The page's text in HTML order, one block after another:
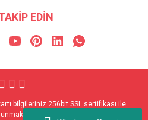
EDİN
bilgileriniz 256bit SSL sertifikası ile